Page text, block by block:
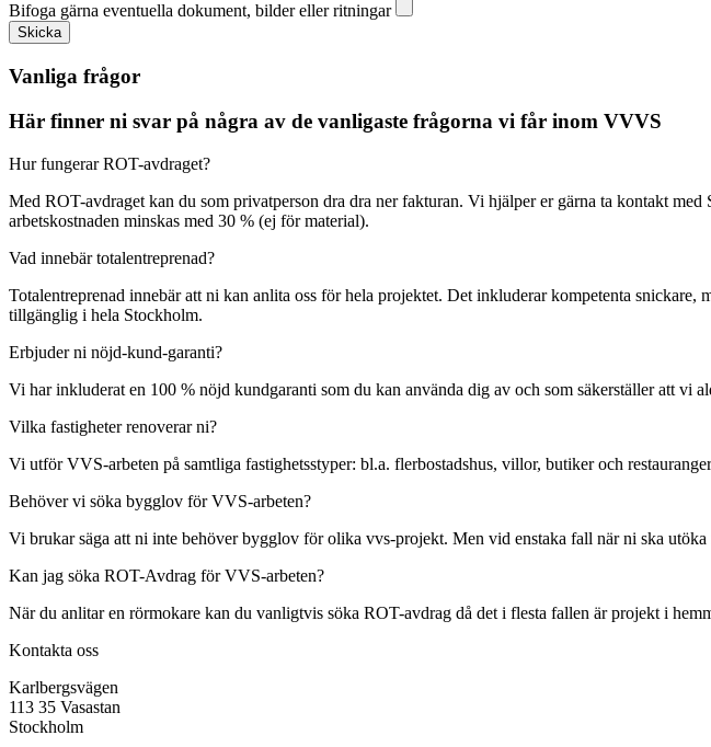
Bifoga gärna eventuella dokument, bilder eller ritningar
Skicka
Vanliga frågor
Här finner ni svar på några av de vanligaste frågorna vi får inom VVVS
Hur fungerar ROT-avdraget?
Med ROT-avdraget kan du som privatperson dra dra ner fakturan. Vi hjälper er gärna ta kontakt
arbetskostnaden minskas med 30 % (ej för material).
Vad innebär totalentreprenad?
Totalentreprenad innebär att ni kan anlita oss för hela projektet. Det inkluderar kompetenta
tillgänglig i hela Stockholm.
Erbjuder ni nöjd-kund-garanti?
Vi har inkluderat en 100 % nöjd kundgaranti som du kan använda dig av och som säkerställer att vi
Vilka fastigheter renoverar ni?
Vi utför VVS-arbeten på samtliga fastighetsstyper: bl.a. flerbostadshus, villor, butiker och
Behöver vi söka bygglov för VVS-arbeten?
Vi brukar säga att ni inte behöver bygglov för olika vvs-projekt. Men vid enstaka fall när ni ska
Kan jag söka ROT-Avdrag för VVS-arbeten?
När du anlitar en rörmokare kan du vanligtvis söka ROT-avdrag då det i flesta fallen är projekt i
Kontakta oss
Karlbergsvägen
113 35 Vasastan
Stockholm